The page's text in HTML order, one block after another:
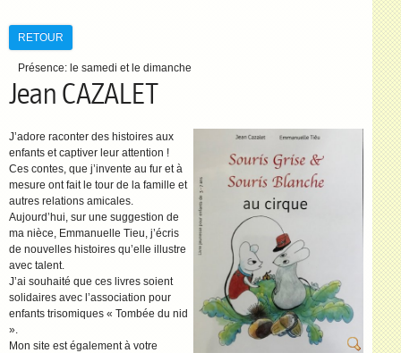
RETOUR
Présence: le samedi et le dimanche
Jean CAZALET
J’adore raconter des histoires aux
enfants et captiver leur attention !
Ces contes, que j’invente au fur et à
mesure ont fait le tour de la famille et
autres relations amicales.
Aujourd’hui, sur une suggestion de
ma nièce, Emmanuelle Tieu, j’écris
de nouvelles histoires qu’elle illustre
avec talent.
J’ai souhaité que ces livres soient
solidaires avec l’association pour
enfants trisomiques « Tombée du nid
».
Mon site est également à votre